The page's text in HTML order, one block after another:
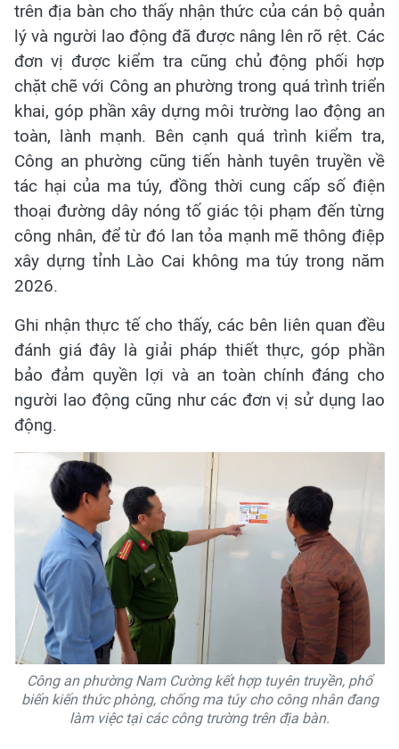
trên địa bàn cho thấy nhận thức của cán bộ quản
lý và người lao động đã được nâng lên rõ rệt. Các
đơn vị được kiểm tra cũng chủ động phối hợp
chặt chẽ với Công an phường trong quá trình triển
khai, góp phần xây dựng môi trường lao động an
toàn, lành mạnh. Bên cạnh quá trình kiểm tra,
Công an phường cũng tiến hành tuyên truyền về
tác hại của ma túy, đồng thời cung cấp số điện
thoại đường dây nóng tố giác tội phạm đến từng
công nhân, để từ đó lan tỏa mạnh mẽ thông điệp
xây dựng tỉnh Lào Cai không ma túy trong năm
2026.
Ghi nhận thực tế cho thấy, các bên liên quan đều
đánh giá đây là giải pháp thiết thực, góp phần
bảo đảm quyền lợi và an toàn chính đáng cho
người lao động cũng như các đơn vị sử dụng lao
động.
Công an phường Nam Cường kết hợp tuyên truyền, phổ
biến kiến thức phòng, chống ma túy cho công nhân đang
làm việc tại các công trường trên địa bàn.